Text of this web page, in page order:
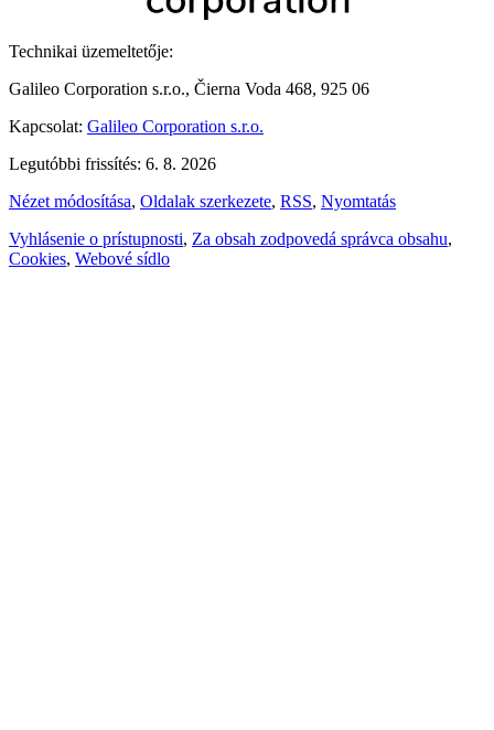
Technikai üzemeltetője:
Galileo Corporation s.r.o., Čierna Voda 468, 925 06
Kapcsolat: Galileo Corporation s.r.o.
Legutóbbi frissítés: 6. 8. 2026
Nézet módosítása, Oldalak szerkezete, RSS, Nyomtatás
Vyhlásenie o prístupnosti, Za obsah zodpovedá správca obsahu,
Cookies, Webové sídlo